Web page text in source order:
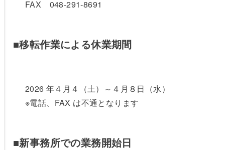
FAX 048-291-8691
■移転作業による休業期間
2026 年４月４（土）～４月８日（水）
※電話、FAX は不通となります
■新事務所での業務開始日